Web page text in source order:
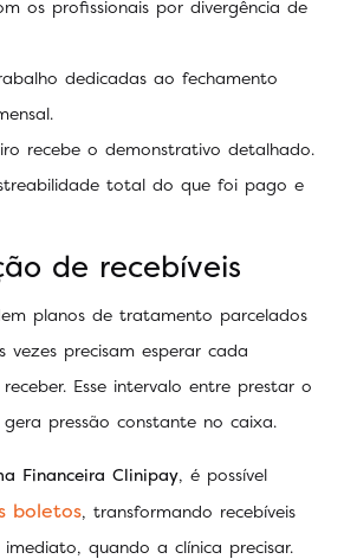
os profissionais por divergência de
dedicadas ao fechamento
recebe o demonstrativo detalhado.
total do que foi pago e
de recebíveis
planos de tratamento parcelados
precisam esperar cada
Esse intervalo entre prestar o
gera pressão constante no caixa.
Financeira Clinipay, é possível
boletos, transformando recebíveis
quando a clínica precisar.